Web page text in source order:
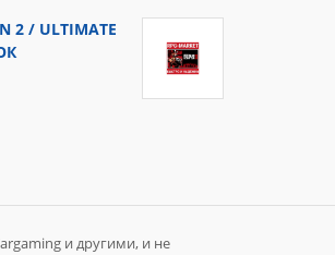
2 / ULTIMATE
и другими, и не